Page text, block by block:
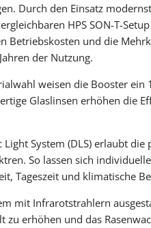
Durch den Einsatz
HPS SON-T-
Betriebskosten und die
der Nutzung.
weisen die Booster ein
Glaslinsen erhöhen die
System (DLS) erlaubt die
So lassen sich
Tageszeit und klimatische
mit Infrarotstrahlern
zu erhöhen und das